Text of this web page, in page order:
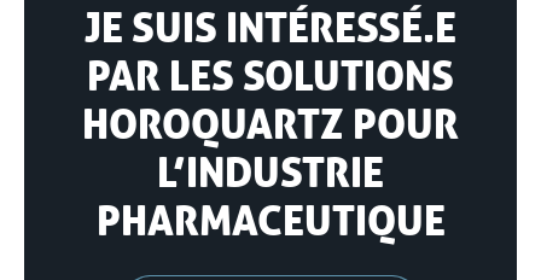
JE SUIS INTÉRESSÉ.E
PAR LES SOLUTIONS
HOROQUARTZ POUR
L’INDUSTRIE
PHARMACEUTIQUE